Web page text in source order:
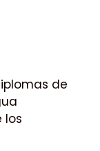
de
los